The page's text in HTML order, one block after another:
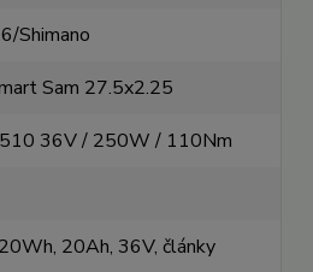
Shimano
Sam 27.5x2.25
36V / 250W / 110Nm
20Ah, 36V, články